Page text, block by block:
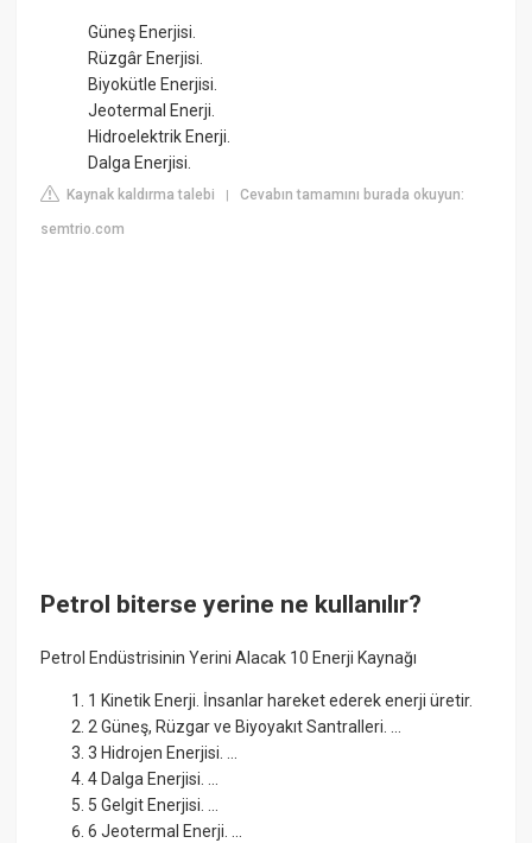
Güneş Enerjisi.
Rüzgâr Enerjisi.
Biyokütle Enerjisi.
Jeotermal Enerji.
Hidroelektrik Enerji.
Dalga Enerjisi.
Kaynak kaldırma talebi |Cevabın tamamını burada okuyun:
semtrio.com
Petrol biterse yerine ne kullanılır?
Petrol Endüstrisinin Yerini Alacak 10 Enerji Kaynağı
1 Kinetik Enerji. İnsanlar hareket ederek enerji üretir.
2 Güneş, Rüzgar ve Biyoyakıt Santralleri. ...
3 Hidrojen Enerjisi. ...
4 Dalga Enerjisi. ...
5 Gelgit Enerjisi. ...
6 Jeotermal Enerji. ...